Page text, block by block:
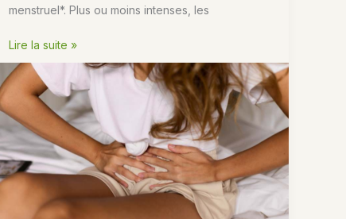
menstruel*. Plus ou moins intenses, les
Comment
utiliser
l’huile
CBD
bio
pour
soulager
les
douleurs
Lire la suite »